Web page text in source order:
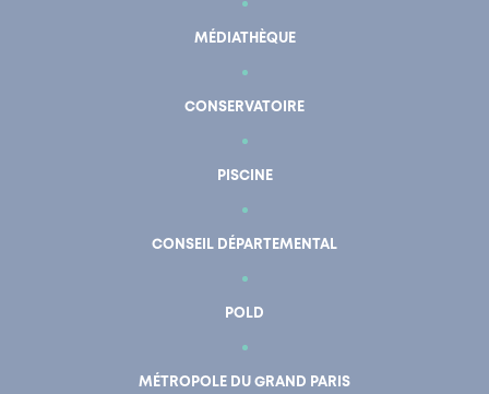
MÉDIATHÈQUE
CONSERVATOIRE
PISCINE
CONSEIL DÉPARTEMENTAL
POLD
MÉTROPOLE DU GRAND PARIS
En un clic Mon compte